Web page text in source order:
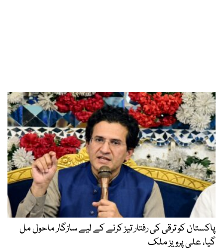
پاکستان کو ترقی کی رفتار تیز کرنے کے لیے سازگار ماحول مل
گیا، علی پرویز ملک